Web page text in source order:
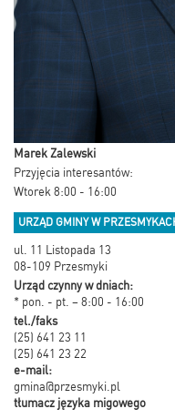
Marek Zalewski
Przyjęcia interesantów:
Wtorek 8:00 - 16:00
URZĄD GMINY W
ul. 11 Listopada 13
08-109 Przesmyki
Urząd czynny w dniach:
* pon. - pt. – 8:00 - 16:00
tel./faks
(25) 641 23 11
(25) 641 23 22
e-mail:
gmina@przesmyki.pl
tłumacz języka migowego